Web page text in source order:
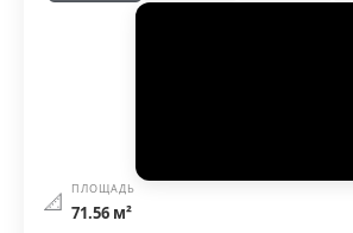
📐 ПЛОЩАДЬ
71.56 м²